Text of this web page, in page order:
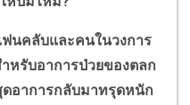
คลับและคนในวงการ
หรับอาการป่วยของตลก
ดอาการกลับมาทรุดหนัก